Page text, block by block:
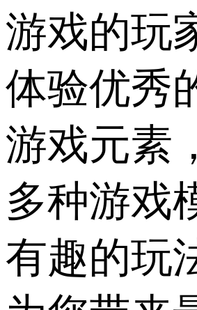
游戏的玩
体验优秀
游戏元素
多种游戏
有趣的玩